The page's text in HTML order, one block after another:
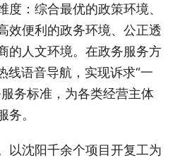
：综合最优的政策环境、
效便利的政务环境、公正透
的人文环境。在政务服务方
线语音导航，实现诉求“一
务标准，为各类经营主体
务。
以沈阳千余个项目开复工为